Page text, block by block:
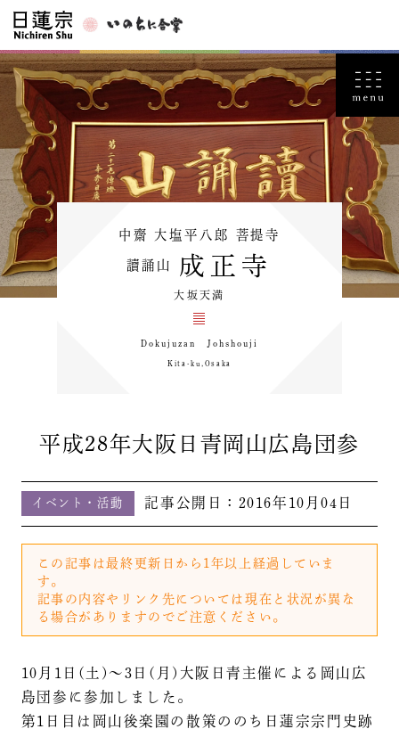
中齋 大塩平八郎 菩提寺
讀誦山 成正寺
大坂天満
Dokujuzan Johshouji
Kita-ku,Osaka
平成28年大阪日青岡山広島団参
イベント・活動 記事公開日： 2016年10月04日
この記事は最終更新日から1年以上経過していま
す。
記事の内容やリンク先については現在と状況が異な
る場合がありますのでご注意ください。
10月1日(土)～3日(月)大阪日青主催による岡山広
島団参に参加しました。
第1日目は岡山後楽園の散策ののち日蓮宗宗門史跡